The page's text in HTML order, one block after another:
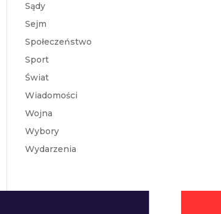
Sądy
Sejm
Społeczeństwo
Sport
Świat
Wiadomości
Wojna
Wybory
Wydarzenia